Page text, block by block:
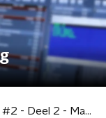
#2 - Deel 2 - Mantelzorg